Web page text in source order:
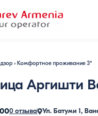
› Комфортное проживание 3*
Аргишти
0 отзыва Ул. Батуми 1,